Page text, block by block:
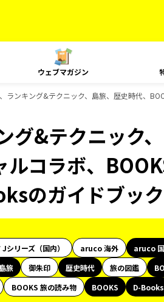
ウェブマガジン
ランキング&テクニック、島旅、歴史時代、
グ&テクニック
ルコラボ、
のガイドブッ
シリーズ（国内） aruco 海外 aruco
島旅 御朱印 歴史時代 旅の図鑑
BOOKS 旅の読み物 BOOKS
D-Books